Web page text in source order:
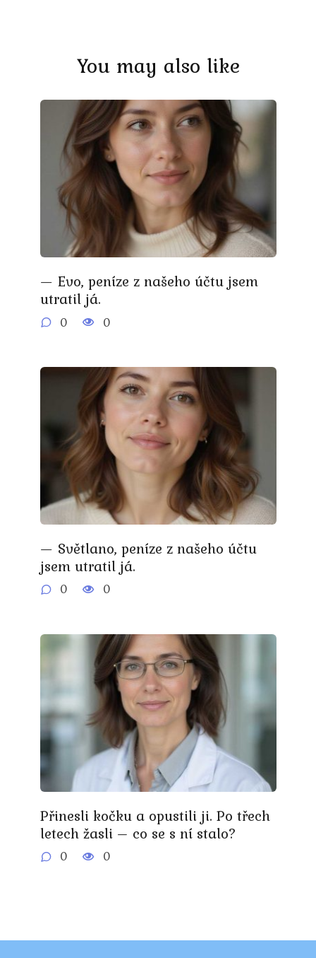
You may also like
— Evo, peníze z našeho účtu jsem
utratil já.
0 0
— Světlano, peníze z našeho účtu
jsem utratil já.
0 0
Přinesli kočku a opustili ji. Po třech
letech žasli – co se s ní stalo?
0 0